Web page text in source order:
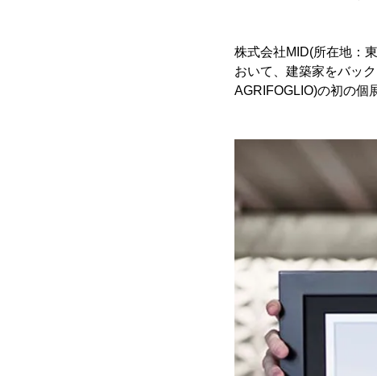
株式会社MID(所在地：
おいて、建築家をバッ
AGRIFOGLIO)の初の個